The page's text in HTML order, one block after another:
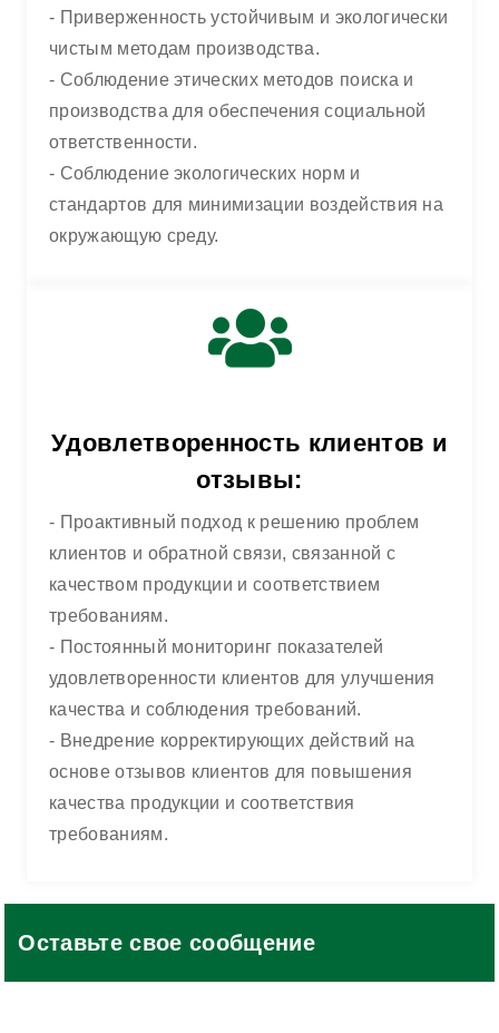
- Приверженность устойчивым и экологически
чистым методам производства.
- Соблюдение этических методов поиска и
производства для обеспечения социальной
ответственности.
- Соблюдение экологических норм и
стандартов для минимизации воздействия на
окружающую среду.
Удовлетворенность клиентов и
отзывы:
- Проактивный подход к решению проблем
клиентов и обратной связи, связанной с
качеством продукции и соответствием
требованиям.
- Постоянный мониторинг показателей
удовлетворенности клиентов для улучшения
качества и соблюдения требований.
- Внедрение корректирующих действий на
основе отзывов клиентов для повышения
качества продукции и соответствия
требованиям.
Оставьте свое сообщение